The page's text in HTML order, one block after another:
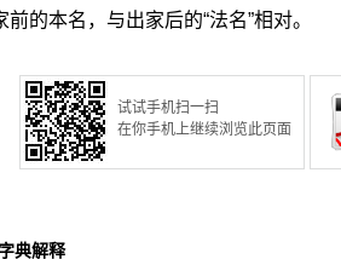
前的本名，与出家后的“法名”相对。
试试手机扫一扫
在你手机上继续浏览此页面
典解释